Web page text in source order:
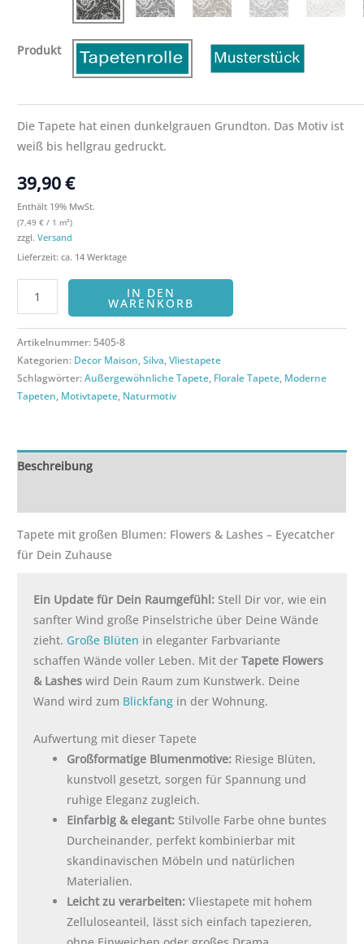
Produkt
Die Tapete hat einen dunkelgrauen Grundton. Das Motiv ist
weiß bis hellgrau gedruckt.
39,90€
Enthält 19% MwSt.
(7,49€ / 1 m²)
zzgl.Versand
Lieferzeit: ca. 14 Werktage
IN DEN
WARENKORB
Artikelnummer: 5405-8
Kategorien: Decor Maison,Silva,Vliestapete
Schlagwörter:Außergewöhnliche Tapete, Florale Tapete, Moderne
Tapeten, Motivtapete, Naturmotiv
Beschreibung
Tapete mit großen Blumen: Flowers & Lashes – Eyecatcher
für Dein Zuhause
Ein Update für Dein Raumgefühl: Stell Dir vor, wie ein
sanfter Wind große Pinselstriche über Deine Wände
zieht. Große Blüten in eleganter Farbvariante
schaffen Wände voller Leben. Mit derTapete Flowers
& Lashes wird Dein Raum zum Kunstwerk. Deine
Wand wird zum Blickfang in der Wohnung.
Aufwertung mit dieser Tapete
Großformatige Blumenmotive: Riesige Blüten,
kunstvoll gesetzt, sorgen für Spannung und
ruhige Eleganz zugleich.
Einfarbig & elegant: Stilvolle Farbe ohne buntes
Durcheinander, perfekt kombinierbar mit
skandinavischen Möbeln und natürlichen
Materialien.
Leicht zu verarbeiten: Vliestapete mit hohem
Zelluloseanteil, lässt sich einfach tapezieren,